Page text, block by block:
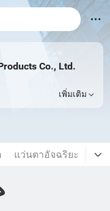
Co., Ltd.
เพิ่มเติม
แว่นตาอัจฉริยะ แว่